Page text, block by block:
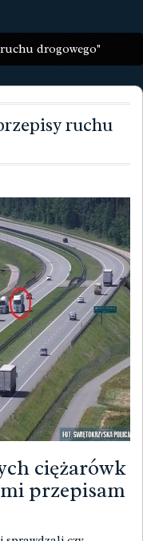
drogowego"
ruchu
ciężarówk
przepisam